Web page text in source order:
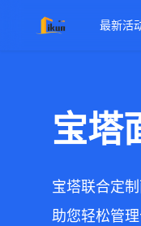
最新活
宝塔
宝塔联合定
助您轻松管